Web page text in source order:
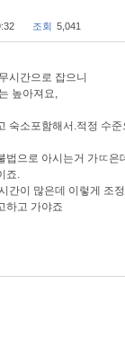
조회 5,041
시간으로 잡으니
높아져요,
숙소포함해서.적정 수
법으로 아시는거 가ㄸ은
죠.
간이 많은데 이렇게 조
하고 가야죠